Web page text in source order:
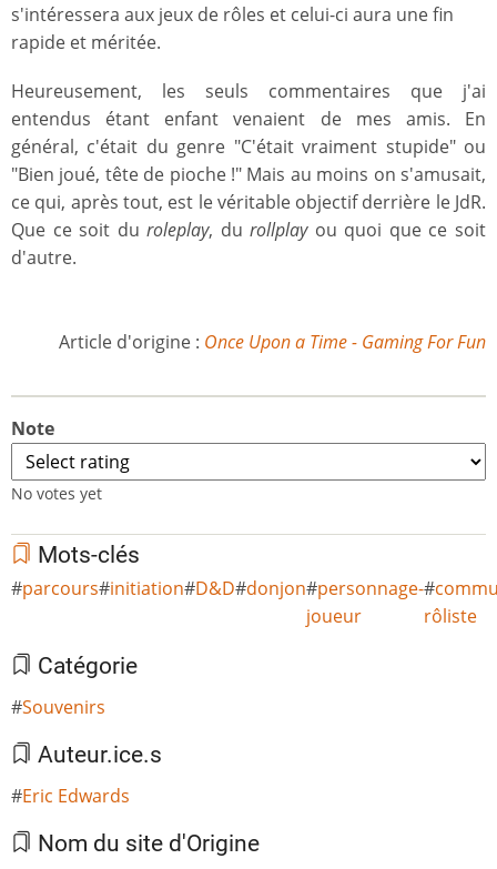
s'intéressera aux jeux de rôles et celui-ci aura une fin
rapide et méritée.
Heureusement, les seuls commentaires que j'ai
entendus étant enfant venaient de mes amis. En
général, c'était du genre "C'était vraiment stupide" ou
"Bien joué, tête de pioche !" Mais au moins on s'amusait,
ce qui, après tout, est le véritable objectif derrière le JdR.
Que ce soit duroleplay, durollplay ou quoi que ce soit
d'autre.
Article d'origine : Once Upon a Time - Gaming For Fun
Note
No votes yet
Mots-clés
parcours initiation D&D donjon personnage-
joueur
rôliste
Catégorie
Souvenirs
Auteur.ice.s
Eric Edwards
Nom du site d'Origine